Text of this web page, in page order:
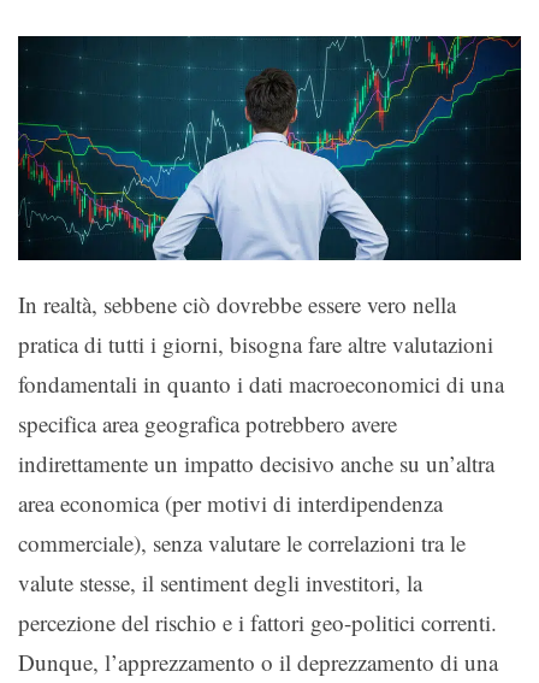
In realtà, sebbene ciò dovrebbe essere vero nella
pratica di tutti i giorni, bisogna fare altre valutazioni
fondamentali in quanto i dati macroeconomici di una
specifica area geografica potrebbero avere
indirettamente un impatto decisivo anche su un’altra
area economica (per motivi di interdipendenza
commerciale), senza valutare le correlazioni tra le
valute stesse, il sentiment degli investitori, la
percezione del rischio e i fattori geo-politici correnti.
Dunque, l’apprezzamento o il deprezzamento di una